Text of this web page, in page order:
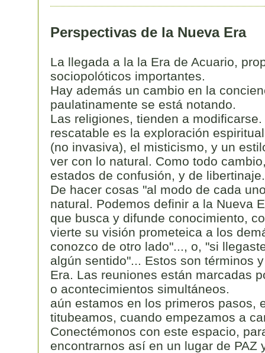
Perspectivas de la Nueva Era
La llegada a la la Era de Acuario,
sociopolóticos importantes.
Hay además un cambio en la
paulatinamente se está notando.
Las religiones, tienden a
rescatable es la exploración
(no invasiva), el misticismo, y un
ver con lo natural. Como todo
estados de confusión, y de libertinaje.
De hacer cosas "al modo de cada
natural. Podemos definir a la Nueva
que busca y difunde conocimiento,
vierte su visión prometeica a los
conozco de otro lado"..., o, "si
algún sentido"... Estos son términos
Era. Las reuniones están marcadas
o acontecimientos simultáneos.
aún estamos en los primeros pasos,
titubeamos, cuando empezamos a
Conectémonos con este espacio,
encontrarnos así en un lugar de PAZ